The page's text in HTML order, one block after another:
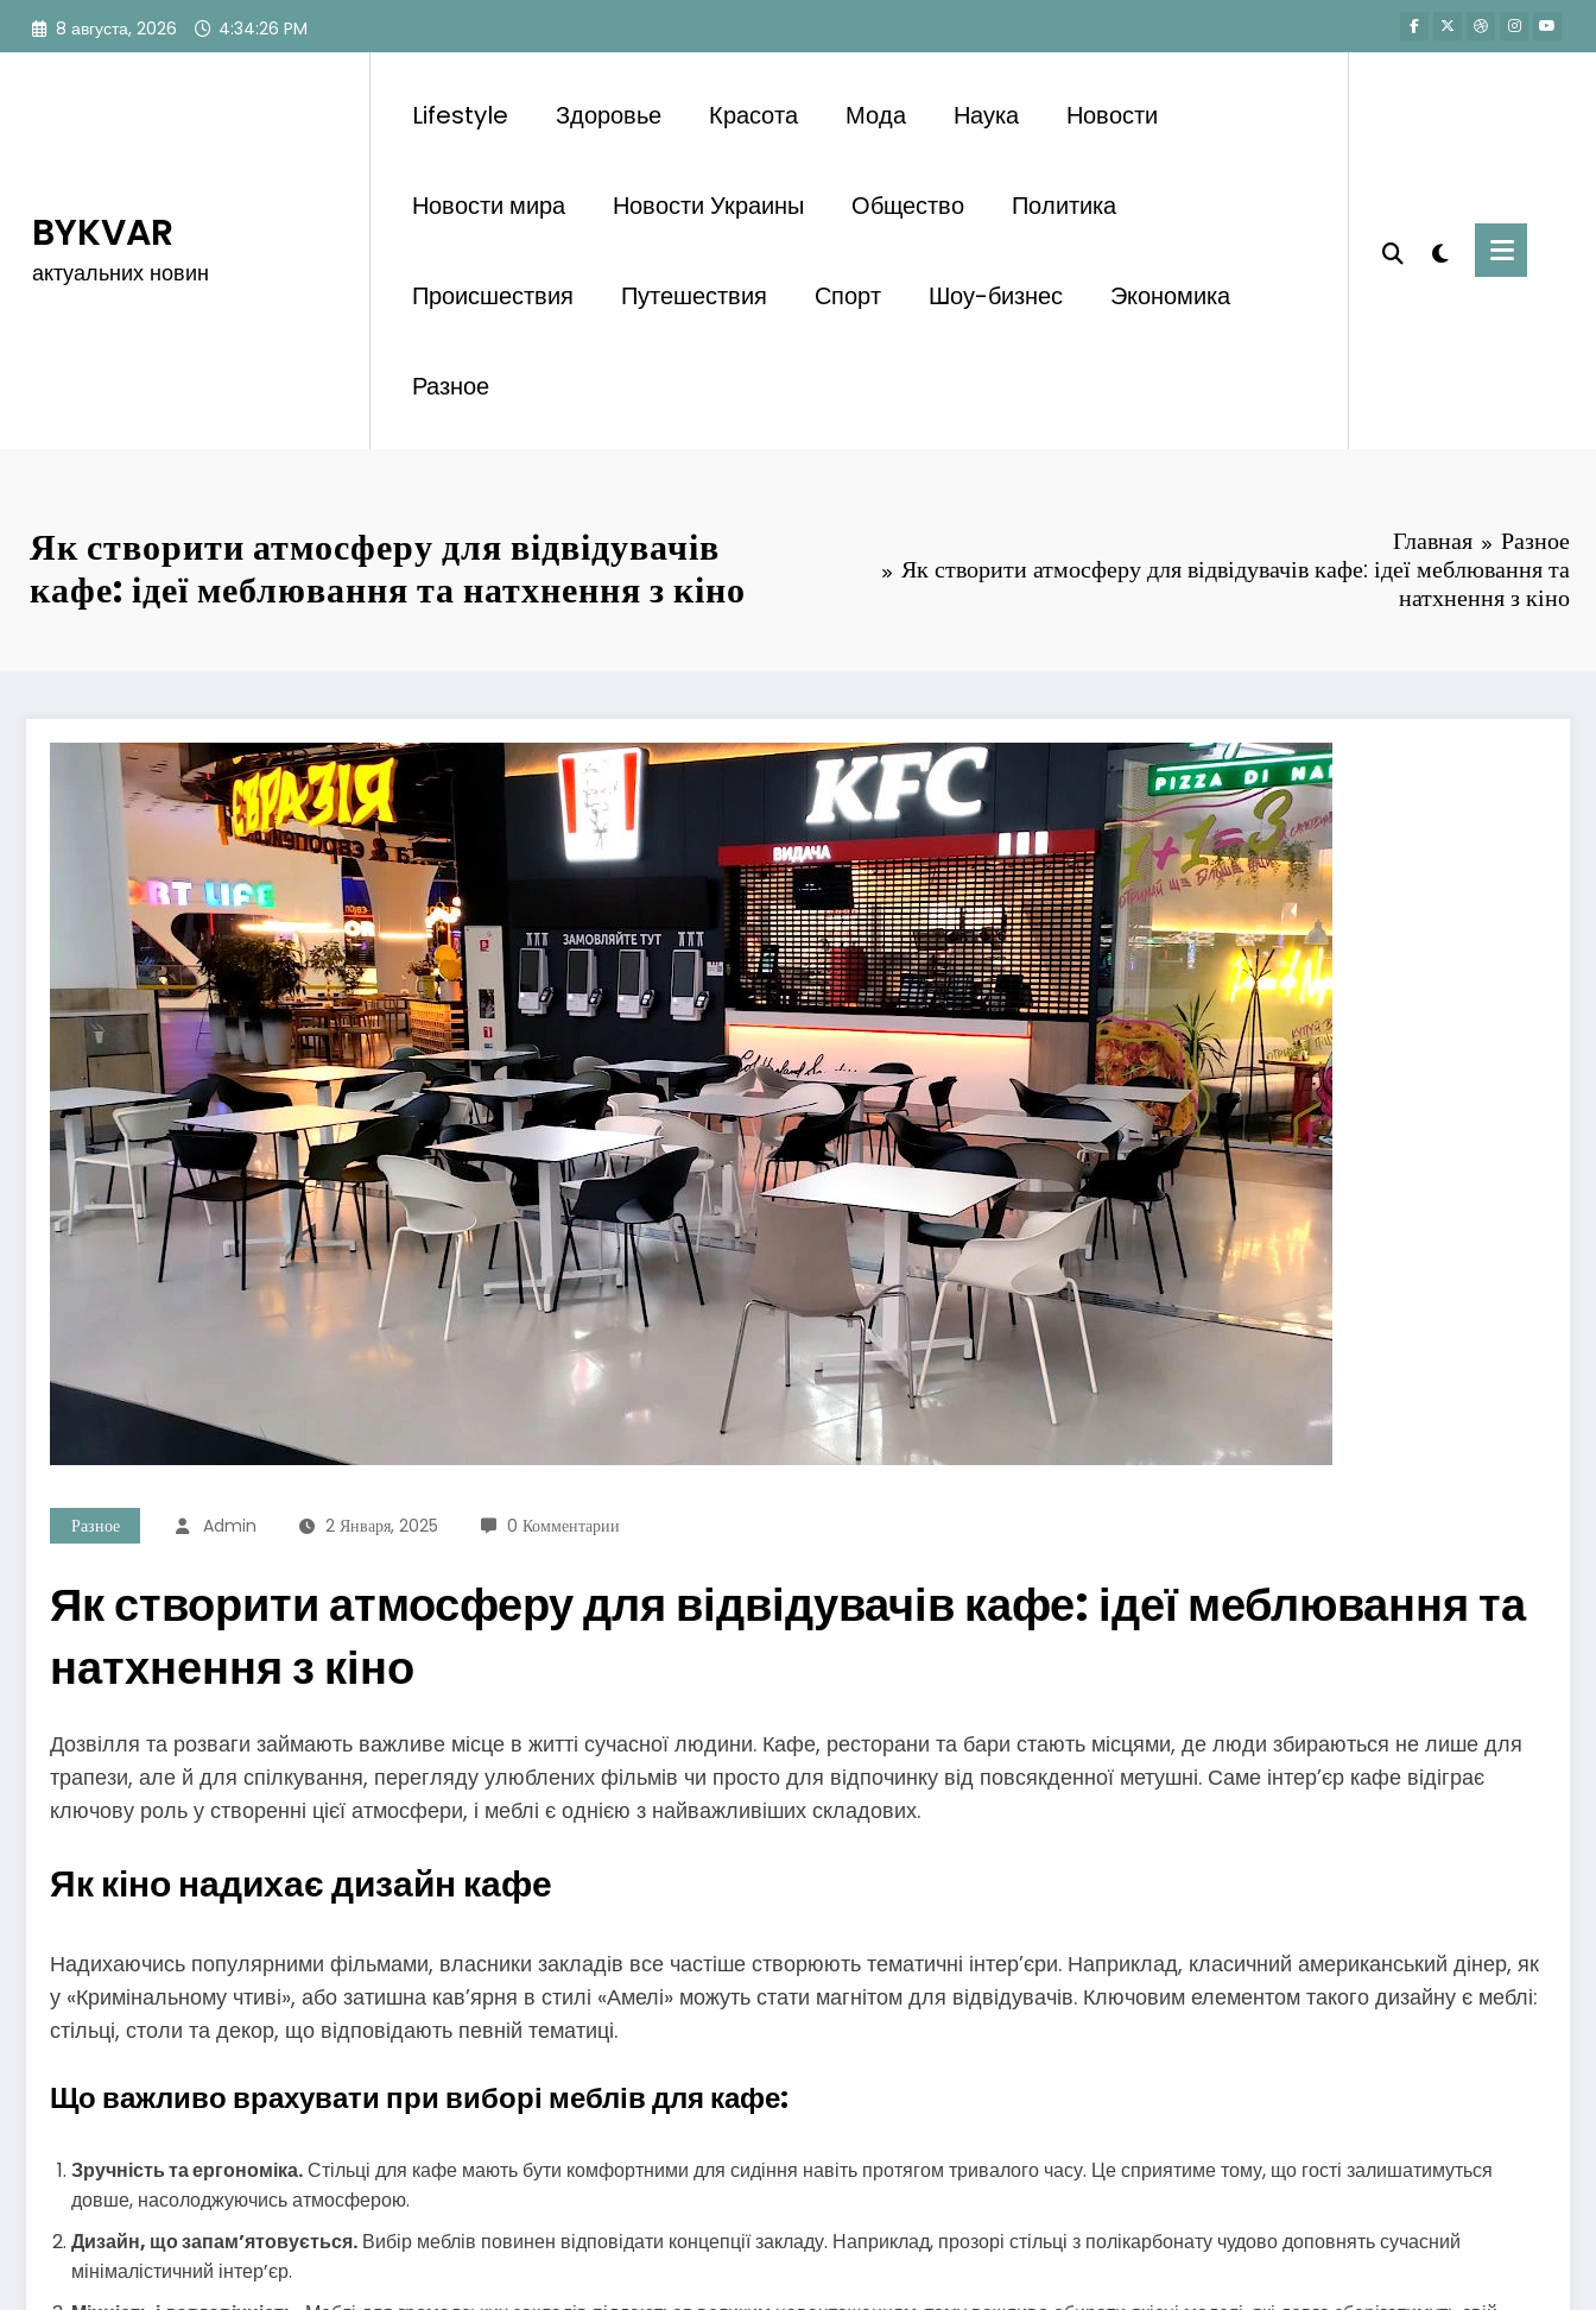
Перейти
8 августа, 2026 4:34:28 PM
BYKVAR
актуальних новин
Lifestyle Здоровье Красота Мода Наука Новости
Новости мира Новости Украины Общество Политика
Происшествия Путешествия Спорт Шоу-бизнес Экономика
Разное
Як створити атмосферу для відвідувачів
кафе: ідеї меблювання та натхнення з кіно
Главная
Разное
Як створити атмосферу для відвідувачів кафе: ідеї меблювання та
натхнення з кіно
Разное Admin 2 Января, 2025 0 Комментарии
Як створити атмосферу для відвідувачів кафе: ідеї меблювання та
натхнення з кіно
Дозвілля та розваги займають важливе місце в житті сучасної людини. Кафе, ресторани та бари стають місцями, де люди збираються не лише для
трапези, але й для спілкування, перегляду улюблених фільмів чи просто для відпочинку від повсякденної метушні. Саме інтер’єр кафе відіграє
ключову роль у створенні цієї атмосфери, і меблі є однією з найважливіших складових.
Як кіно надихає дизайн кафе
Надихаючись популярними фільмами, власники закладів все частіше створюють тематичні інтер’єри. Наприклад, класичний американський дінер, як
у «Кримінальному чтиві», або затишна кав’ярня в стилі «Амелі» можуть стати магнітом для відвідувачів. Ключовим елементом такого дизайну є меблі:
стільці, столи та декор, що відповідають певній тематиці.
Що важливо врахувати при виборі меблів для кафе:
Зручність та ергономіка.Стільці для кафе мають бути комфортними для сидіння навіть протягом тривалого часу. Це сприятиме тому, що гості залишатимуться
довше, насолоджуючись атмосферою.
Дизайн, що запам’ятовується. Вибір меблів повинен відповідати концепції закладу. Наприклад, прозорі стільці з полікарбонату чудово доповнять сучасний
мінімалістичний інтер’єр.